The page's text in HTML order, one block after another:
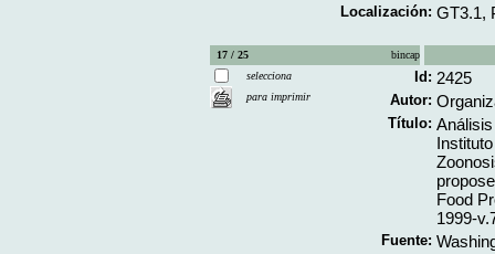
Localización: GT3.1,
17 / 25
bincap
selecciona
para imprimir
Id: 2425
Autor:
Título:
Food
1999-
Fuente: